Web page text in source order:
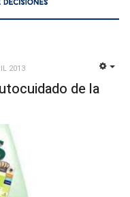
2013
de la